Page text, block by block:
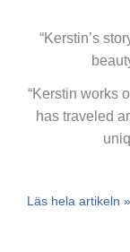
“Kerstin’s
“Kerstin works
has traveled
Läs hela artikeln »